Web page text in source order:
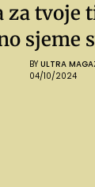
za tvoje
sjeme
BY ULTRA
04/10/2024